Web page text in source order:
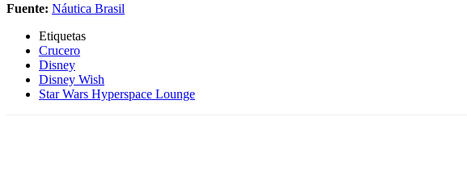
Fuente: Náutica Brasil
Etiquetas
Crucero
Disney
Disney Wish
Star Wars Hyperspace Lounge